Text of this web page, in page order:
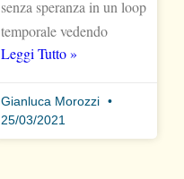
senza speranza in un loop
temporale vedendo
Leggi Tutto »
Gianluca Morozzi
25/03/2021